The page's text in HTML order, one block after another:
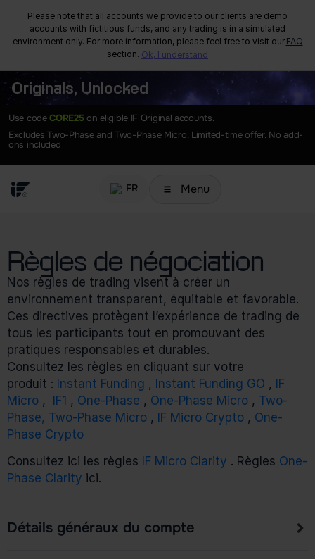
Please note that all accounts we provide to our clients are demo
accounts with fictitious funds, and any trading is in a simulated
environment only. For more information, please feel free to visit our FAQ
section. Ok, I understand
Originals, Unlocked
Use codeCORE25on eligible IF Original accounts.
Excludes Two-Phase and Two-Phase Micro. Limited-time offer. No add-
ons included
FR Menu
Règles de négociation
Nos règles de trading visent à créer un
environnement transparent, équitable et favorable.
Ces directives protègent l’expérience de trading de
tous les participants tout en promouvant des
pratiques responsables et durables.
Consultez les règles en cliquant sur votre
produit : Instant Funding , Instant Funding GO ,
IF
Micro , IF1 , One-Phase , One-Phase Micro , Two-
Phase, Two-Phase Micro , IF Micro Crypto , One-
Phase Crypto
Consultez ici les règles IF Micro Clarity . Règles One-
Phase Clarity ici.
Détails généraux du compte